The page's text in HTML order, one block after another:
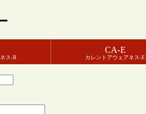
ス-R
CA-E
カレントアウェアネス-E